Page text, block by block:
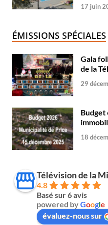
17 juin
ÉMISSIONS SPÉCIALES
Gala
de la
29
Budget
18
Télévision de la
4.8
Basé sur 6 avis
powered byGoogle
évaluez-nous sur